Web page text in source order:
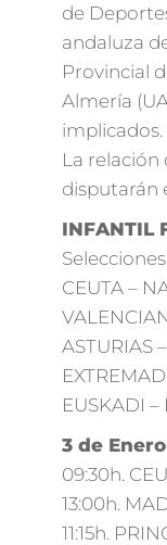
de
andaluza
Provincial
Almería
implicados.
La relación
disputarán
INFANTIL
CEUTA –
ASTURIAS
EUSKADI –
3 de
09:30h.
13:00h.
11:15h.